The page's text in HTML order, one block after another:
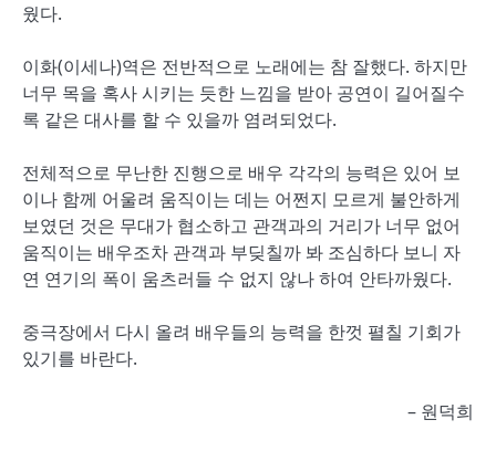
웠다.
이화(이세나)역은 전반적으로 노래에는 참 잘했다. 하지만
너무 목을 혹사 시키는 듯한 느낌을 받아 공연이 길어질수
록 같은 대사를 할 수 있을까 염려되었다.
전체적으로 무난한 진행으로 배우 각각의 능력은 있어 보
이나 함께 어울려 움직이는 데는 어쩐지 모르게 불안하게
보였던 것은 무대가 협소하고 관객과의 거리가 너무 없어
움직이는 배우조차 관객과 부딪칠까 봐 조심하다 보니 자
연 연기의 폭이 움츠러들 수 없지 않나 하여 안타까웠다.
중극장에서 다시 올려 배우들의 능력을 한껏 펼칠 기회가
있기를 바란다.
– 원덕희